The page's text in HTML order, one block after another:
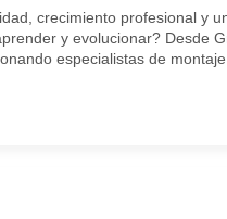
crecimiento profesional y
y evolucionar? Desde
especialistas de